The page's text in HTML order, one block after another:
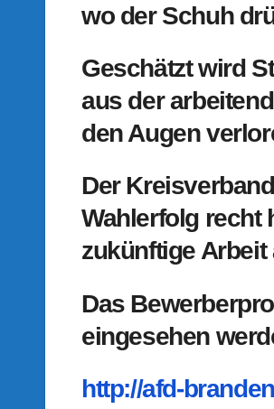
wo der Schuh
Geschätzt wird
aus der
den Augen
Der
Wahlerfolg recht
zukünftige
Das
eingesehen
http://afd-